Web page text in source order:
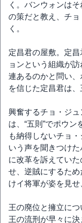
く。バンウォンは
の策だと教え、チ
く。
定昌君の屋敷。定
ョンという組織が
連あるのかと問い
を信じた定昌君は、
興奮するチョ・ジ
は、“五則”でポウ
も納得しないチョ
いう声を聞きつけ
に改革を訴えてい
せ、逆賊にするた
けイ将軍が姿を見せ
王の廃位と擁立に
王の流刑が早々に決